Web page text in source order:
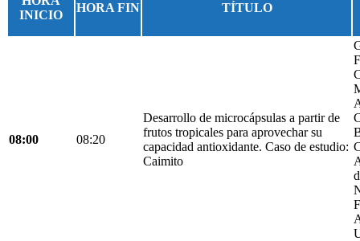
INICIO
HORA FIN TÍTULO
08:00 08:20
Desarrollo de microcápsulas a partir de
frutos tropicales para aprovechar su
capacidad antioxidante. Caso de estudio:
Caimito